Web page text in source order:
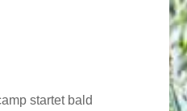
startet bald